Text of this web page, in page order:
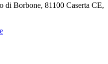
di Borbone, 81100 Caserta CE,